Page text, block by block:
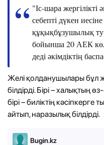
"Іс-шара жергілікті
себепті дүкен
құқықбұзушылық
бойынша 20 АЕК
деді әкімдіктің
Желі қолданушылары бұл
білдірді. Бірі – халықтың
бірі – биліктің
айтып, наразылық білдірді.
Bugin.kz